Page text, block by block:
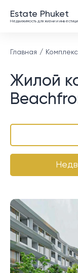
Estate Phuket
Недвижимость для жизни и
Главная
Жилой